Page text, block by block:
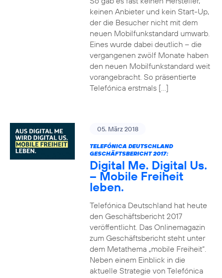
keinen Anbieter und kein Start-Up,
der die Besucher nicht mit dem
neuen Mobilfunkstandard umwarb.
Eines wurde dabei deutlich – die
vergangenen zwölf Monate haben
den neuen Mobilfunkstandard weit
vorangebracht. So präsentierte
Telefónica erstmals […]
05. März 2018
TELEFÓNICA DEUTSCHLAND
GESCHÄFTSBERICHT 2017:
Digital Me. Digital Us.
– Mobile Freiheit
leben.
Telefónica Deutschland hat heute
den Geschäftsbericht 2017
veröffentlicht. Das Onlinemagazin
zum Geschäftsbericht steht unter
dem Metathema „mobile Freiheit“.
Neben einem Einblick in die
aktuelle Strategie von Telefónica